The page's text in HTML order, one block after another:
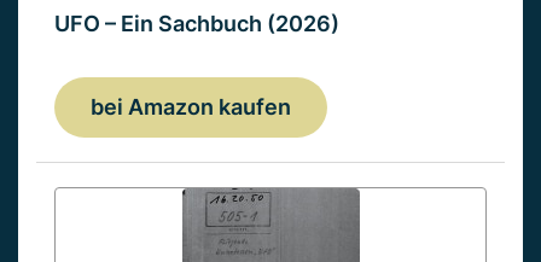
UFO – Ein Sachbuch (2026)
bei Amazon kaufen